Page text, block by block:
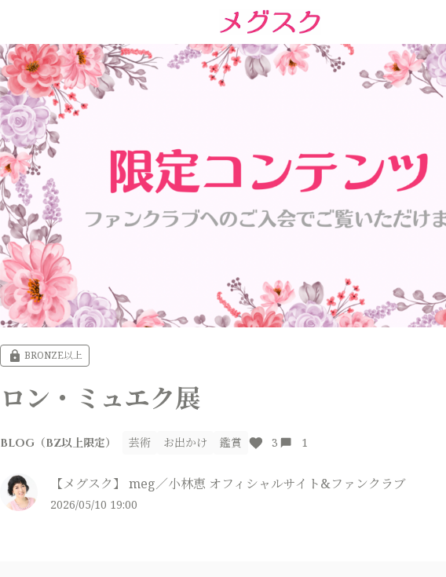
BRONZE以上
ロン・ミュエク展
BLOG（BZ以上限定） 芸術 お出かけ 鑑賞 3 1
【メグスク】 meg／小林恵 オフィシャルサイト&ファンクラブ
2026/05/10 19:00